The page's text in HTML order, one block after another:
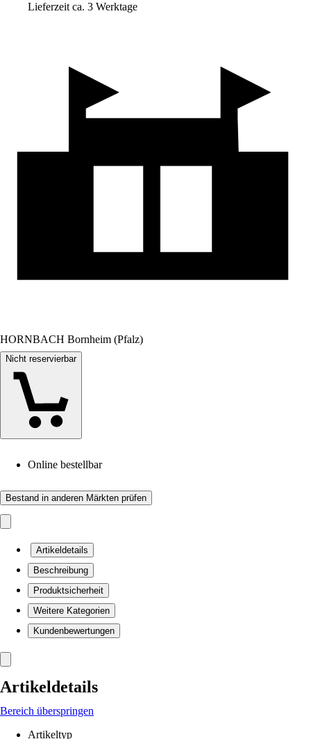
Lieferzeit ca. 3 Werktage
HORNBACH Bornheim (Pfalz)
Nicht reservierbar
Online bestellbar
Bestand in anderen Märkten prüfen
Artikeldetails
Beschreibung
Produktsicherheit
Weitere Kategorien
Kundenbewertungen
Artikeldetails
Bereich überspringen
Artikeltyp